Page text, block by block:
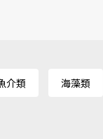
介類 海藻類